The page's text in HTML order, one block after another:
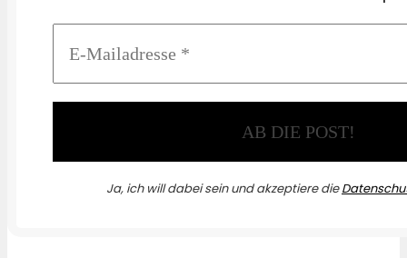
Ja, ich will dabei sein und akzeptiere die